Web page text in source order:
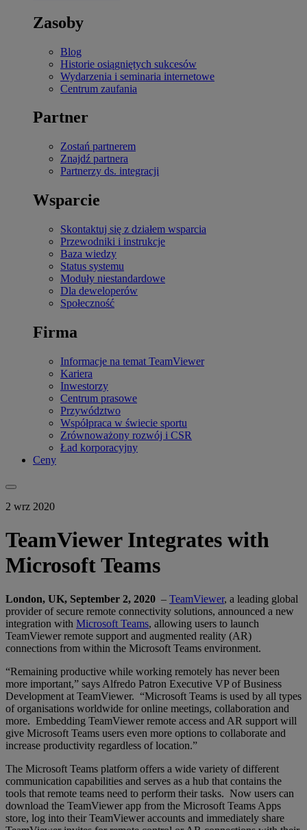
Zasoby
Blog
Historie osiągniętych sukcesów
Wydarzenia i seminaria internetowe
Centrum zaufania
Partner
Zostań partnerem
Znajdź partnera
Partnerzy ds. integracji
Wsparcie
Skontaktuj się z działem wsparcia
Przewodniki i instrukcje
Baza wiedzy
Status systemu
Moduły niestandardowe
Dla deweloperów
Społeczność
Firma
Informacje na temat TeamViewer
Kariera
Inwestorzy
Centrum prasowe
Przywództwo
Współpraca w świecie sportu
Zrównoważony rozwój i CSR
Ład korporacyjny
Ceny
2 wrz 2020
TeamViewer Integrates with
Microsoft Teams
London, UK, September 2, 2020 – TeamViewer, a leading global
provider of secure remote connectivity solutions, announced a new
integration with Microsoft Teams, allowing users to launch
TeamViewer remote support and augmented reality (AR)
connections from within the Microsoft Teams environment.
“Remaining productive while working remotely has never been
more important,” says Alfredo Patron Executive VP of Business
Development at TeamViewer. “Microsoft Teams is used by all types
of organisations worldwide for online meetings, collaboration and
more. Embedding TeamViewer remote access and AR support will
give Microsoft Teams users even more options to collaborate and
increase productivity regardless of location.”
The Microsoft Teams platform offers a wide variety of different
communication capabilities and serves as a hub that contains the
tools that remote teams need to perform their tasks. Now users can
download the TeamViewer app from the Microsoft Teams Apps
store, log into their TeamViewer accounts and immediately share